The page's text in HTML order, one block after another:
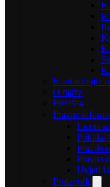
Kontaktirajte
O nama
Podrška
Pravne
Politika
Pravila
Pravna
Uvjeti i
Proizvodi